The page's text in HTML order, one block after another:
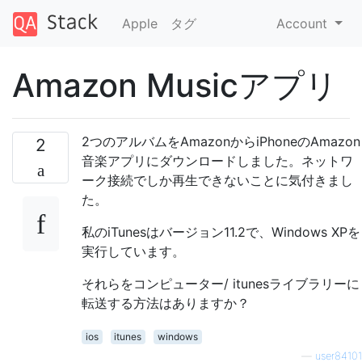
Apple タグ Account
Amazon Musicアプリ
2
2つのアルバムをAmazonからiPhoneのAmazon
音楽アプリにダウンロードしました。ネットワ
ーク接続でしか再生できないことに気付きまし
た。
私のiTunesはバージョン11.2で、Windows XPを
実行しています。
それらをコンピューター/ itunesライブラリーに
転送する方法はありますか？
ios itunes
windows
user84101